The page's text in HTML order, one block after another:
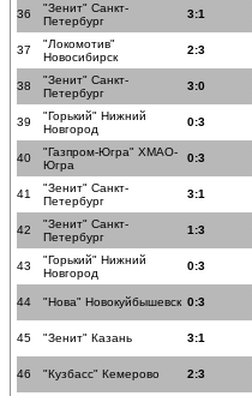
36
"Зенит" Санкт-
Петербург
3:1
37
"Локомотив"
Новосибирск
2:3
38
"Зенит" Санкт-
Петербург
3:0
39
"Горький" Нижний
Новгород
0:3
40
"Газпром-Югра" ХМАО-
Югра
0:3
41
"Зенит" Санкт-
Петербург
3:1
42
"Зенит" Санкт-
Петербург
1:3
43
"Горький" Нижний
Новгород
0:3
44 "Нова" Новокуйбышевск 0:3
45 "Зенит" Казань 3:1
46 "Кузбасс" Кемерово 2:3